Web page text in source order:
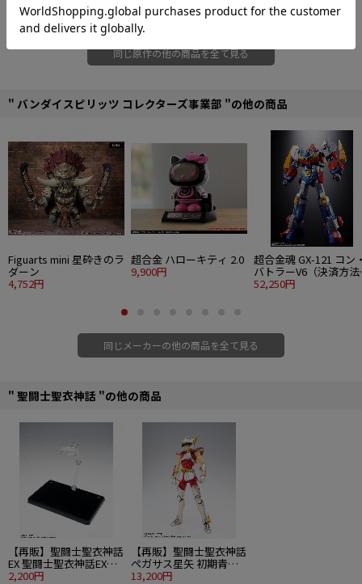
同じ原作の他の商品を全て見る
" バンダイスピリッツ コレクターズ事業部 "の他の商品
Figuarts mini 星砕きのラ
ダーン
4,752円
超合金 ハローキティ 2.0
9,900円
超合金魂 GX-121 コン
バトラーV6（決済方
定販売）
52,250円
同じメーカーの他の商品を全て見る
" 聖闘士聖衣神話 "の他の商品
【再販】聖闘士聖衣神話
EX 聖闘士聖衣神話EX台
座
2,200円
【再販】聖闘士聖衣神話
ペガサス星矢 初期青銅
聖衣 リバイバル版
13,200円